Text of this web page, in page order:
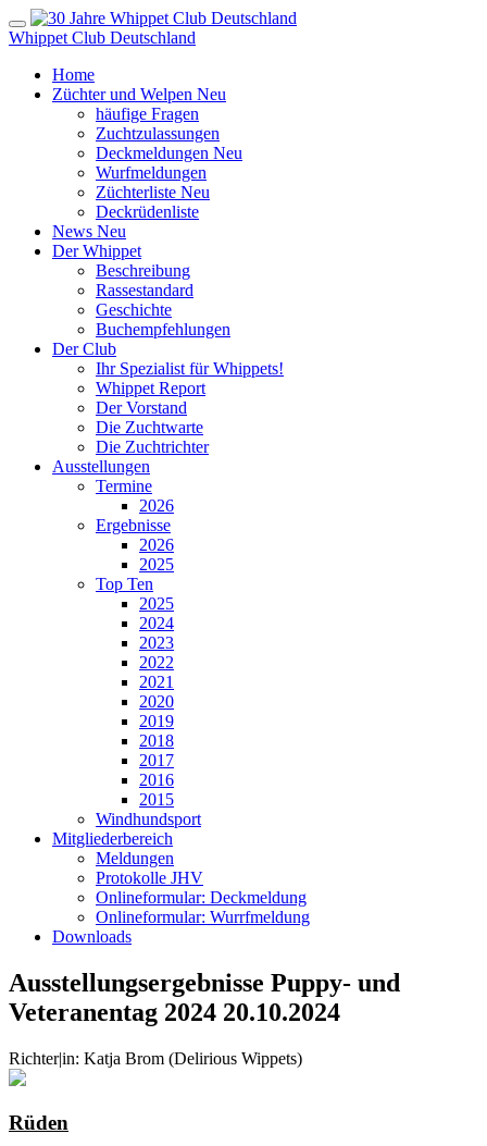
Whippet Club Deutschland
Home
Züchter und Welpen Neu
häufige Fragen
Zuchtzulassungen
Deckmeldungen Neu
Wurfmeldungen
Züchterliste Neu
Deckrüdenliste
News Neu
Der Whippet
Beschreibung
Rassestandard
Geschichte
Buchempfehlungen
Der Club
Ihr Spezialist für Whippets!
Whippet Report
Der Vorstand
Die Zuchtwarte
Die Zuchtrichter
Ausstellungen
Termine
2026
Ergebnisse
2026
2025
Top Ten
2025
2024
2023
2022
2021
2020
2019
2018
2017
2016
2015
Windhundsport
Mitgliederbereich
Meldungen
Protokolle JHV
Onlineformular: Deckmeldung
Onlineformular: Wurrfmeldung
Downloads
Ausstellungsergebnisse Puppy- und
Veteranentag 2024 20.10.2024
Richter|in: Katja Brom (Delirious Wippets)
Rüden